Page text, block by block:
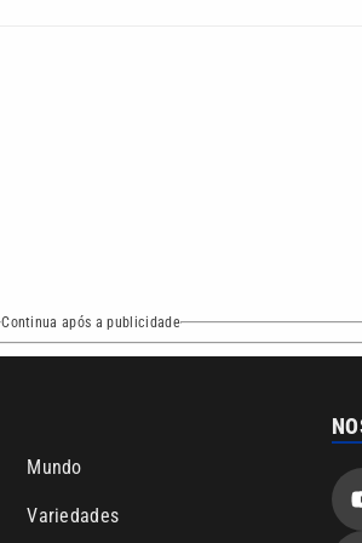
Continua após a publicidade
Mundo
Variedades